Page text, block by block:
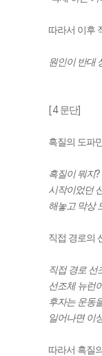
따라서 이후
원인이 반대
[4 문단]
흑질의 도파
흑질이 뭐지
시작이었던
해놓고 막상
직접 경로의
직접 경로 선
선조체 뉴런
후자는 운동
일어나면 이
따라서 흑질